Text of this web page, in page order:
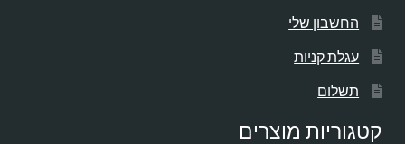
החשבון שלי
עגלת קניות
תשלום
קטגוריות מוצרים